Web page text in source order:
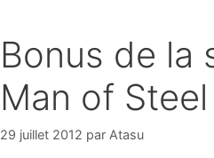
Bonus de la
Man of Steel
29 juillet 2012 par Atasu